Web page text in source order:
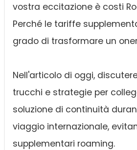
vostra eccitazione è costi
Perché le tariffe
grado di trasformare un
Nell'articolo di oggi,
trucchi e strategie per
soluzione di continuità
viaggio internazionale,
supplementari roaming.